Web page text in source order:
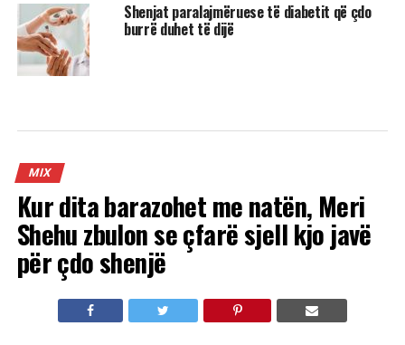
Shenjat paralajmëruese të diabetit që çdo
burrë duhet të dijë
MIX
Kur dita barazohet me natën, Meri
Shehu zbulon se çfarë sjell kjo javë
për çdo shenjë